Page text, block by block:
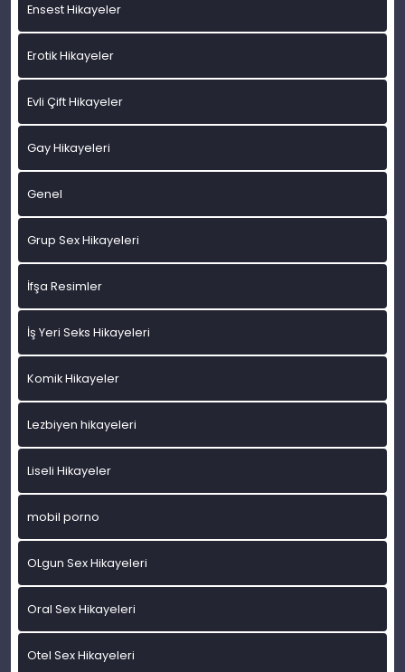
Ensest Hikayeler
Erotik Hikayeler
Evli Çift Hikayeler
Gay Hikayeleri
Genel
Grup Sex Hikayeleri
İfşa Resimler
İş Yeri Seks Hikayeleri
Komik Hikayeler
Lezbiyen hikayeleri
Liseli Hikayeler
mobil porno
OLgun Sex Hikayeleri
Oral Sex Hikayeleri
Otel Sex Hikayeleri